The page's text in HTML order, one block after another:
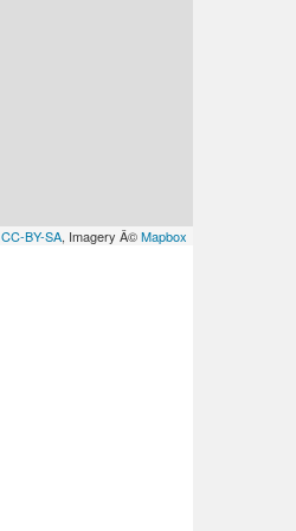
CC-BY-SA, Imagery Â©Mapbox